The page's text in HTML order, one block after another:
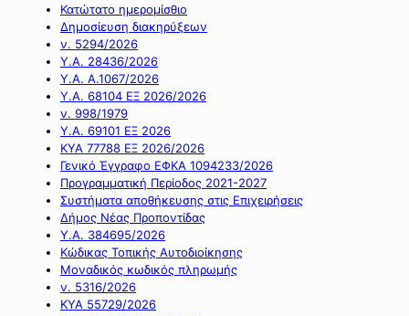
Κατώτατο ημερομίσθιο
Δημοσίευση διακηρύξεων
ν. 5294/2026
Υ.Α. 28436/2026
Υ.Α. Α.1067/2026
Υ.Α. 68104 ΕΞ 2026/2026
ν. 998/1979
Υ.Α. 69101 ΕΞ 2026
ΚΥΑ 77788 ΕΞ 2026/2026
Γενικό Έγγραφο ΕΦΚΑ 1094233/2026
Προγραμματική Περίοδος 2021-2027
Συστήματα αποθήκευσης στις Επιχειρήσεις
Δήμος Νέας Προποντίδας
Υ.Α. 384695/2026
Κώδικας Τοπικής Αυτοδιοίκησης
Μοναδικός κωδικός πληρωμής
ν. 5316/2026
ΚΥΑ 55729/2026